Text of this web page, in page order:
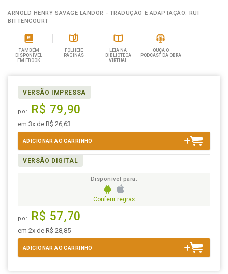
ARNOLD HENRY SAVAGE LANDOR - TRADUÇÃO E ADAPTAÇÃO: RUI
BITTENCOURT
TAMBÉM
DISPONÍVEL
EM EBOOK
FOLHEIE
PÁGINAS
LEIA NA
BIBLIOTECA
VIRTUAL
OUÇA O
PODCAST DA OBRA
VERSÃO IMPRESSA
por R$ 79,90
em 3x de R$ 26,63
ADICIONAR AO CARRINHO
VERSÃO DIGITAL
Disponível para:
Conferir regras
por R$ 57,70
em 2x de R$ 28,85
ADICIONAR AO CARRINHO